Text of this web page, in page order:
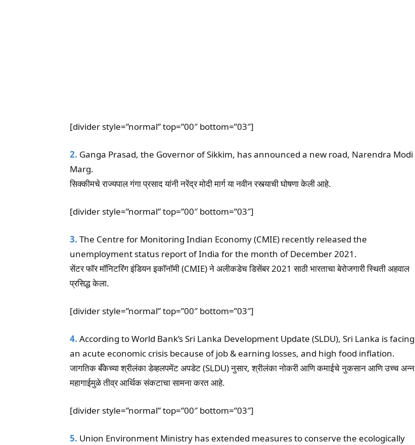
[divider style=”normal” top=”00″ bottom=”03″]
2. Ganga Prasad, the Governor of Sikkim, has announced a new road, Narendra Modi
Marg.
सिक्कीमचे राज्यपाल गंगा प्रसाद यांनी नरेंद्र मोदी मार्ग या नवीन रस्त्याची घोषणा केली आहे.
[divider style=”normal” top=”00″ bottom=”03″]
3. The Centre for Monitoring Indian Economy (CMIE) recently released the
unemployment status report of India for the month of December 2021.
सेंटर फॉर मॉनिटरिंग इंडियन इकॉनॉमी (CMIE) ने अलीकडेच डिसेंबर 2021 साठी भारताचा बेरोजगारी स्थिती अहवाल
प्रसिद्ध केला.
[divider style=”normal” top=”00″ bottom=”03″]
4. According to World Bank’s Sri Lanka Development Update (SLDU), Sri Lanka is facing
an acute economic crisis because of job & earning losses, and high food inflation.
जागतिक बँकेच्या श्रीलंका डेव्हलपमेंट अपडेट (SLDU) नुसार, श्रीलंका नोकरी आणि कमाईचे नुकसान आणि उच्च अन्न
महागाईमुळे तीव्र आर्थिक संकटाचा सामना करत आहे.
[divider style=”normal” top=”00″ bottom=”03″]
5. Union Environment Ministry has extended measures to conserve the ecologically